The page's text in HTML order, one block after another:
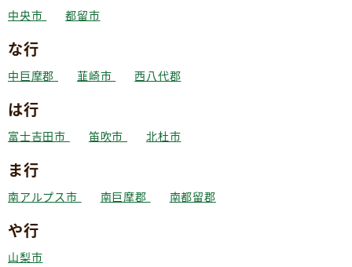
中央市 都留市
な行
中巨摩郡 韮崎市 西八代郡
は行
富士吉田市 笛吹市 北杜市
ま行
南アルプス市 南巨摩郡 南都留郡
や行
山梨市